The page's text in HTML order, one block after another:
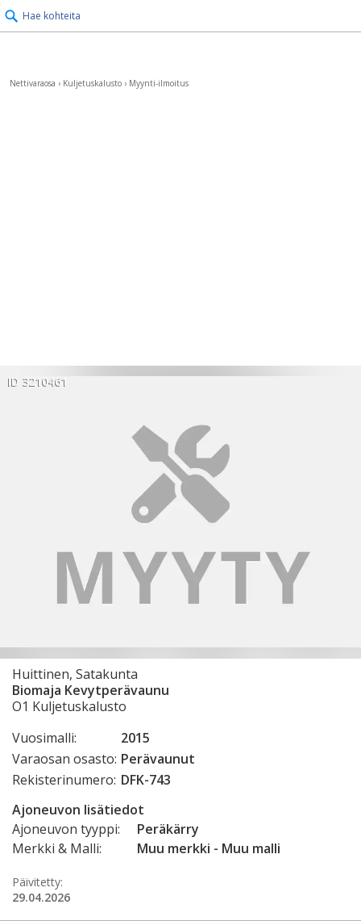
Hae kohteita
Nettivaraosa › Kuljetuskalusto › Myynti-ilmoitus
ID 3210461
Huittinen, Satakunta
Biomaja Kevytperävaunu
O1 Kuljetuskalusto
Vuosimalli:
2015
Varaosan osasto: Perävaunut
Rekisterinumero: DFK-743
Ajoneuvon lisätiedot
Ajoneuvon tyyppi:
Peräkärry
Merkki & Malli:
Muu merkki - Muu malli
Päivitetty:
29.04.2026